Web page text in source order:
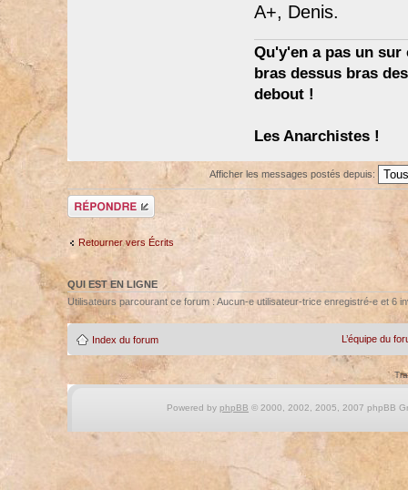
A+, Denis.
Qu'y'en a pas un
bras dessus bras
debout !
Les Anarchistes !
Afficher les messages postés depuis:
Répondre
Retourner vers Écrits
QUI EST EN LIGNE
Utilisateurs parcourant ce forum : Aucun-e utilisateur-trice enregistré-e et 6
Index du forum L’équipe du
Powered by phpBB © 2000, 2002, 2005, 2007 phpBB